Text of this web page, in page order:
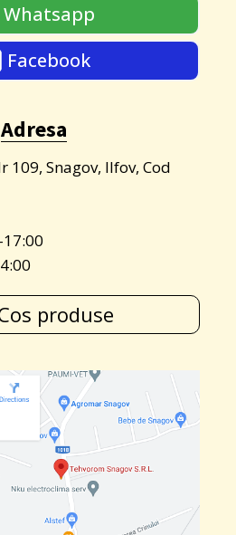
Whatsapp
Facebook
Adresa
109, Snagov, Ilfov, Cod
produse